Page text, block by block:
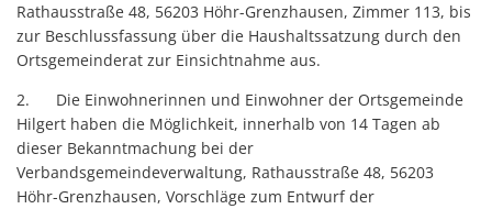
Rathausstraße 48, 56203 Höhr-Grenzhausen, Zimmer 113, bis
zur Beschlussfassung über die Haushaltssatzung durch den
Ortsgemeinderat zur Einsichtnahme aus.
2. Die Einwohnerinnen und Einwohner der Ortsgemeinde
Hilgert haben die Möglichkeit, innerhalb von 14 Tagen ab
dieser Bekanntmachung bei der
Verbandsgemeindeverwaltung, Rathausstraße 48, 56203
Höhr-Grenzhausen, Vorschläge zum Entwurf der